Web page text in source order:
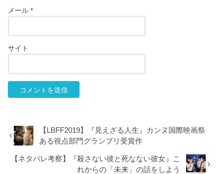
メール*
サイト
【LBFF2019】『見えざる人生』カンヌ国際映画祭
ある視点部門グランプリ受賞作
【ネタバレ考察】『殺さない彼と死なない彼女』こ
れからの「未来」の話をしよう